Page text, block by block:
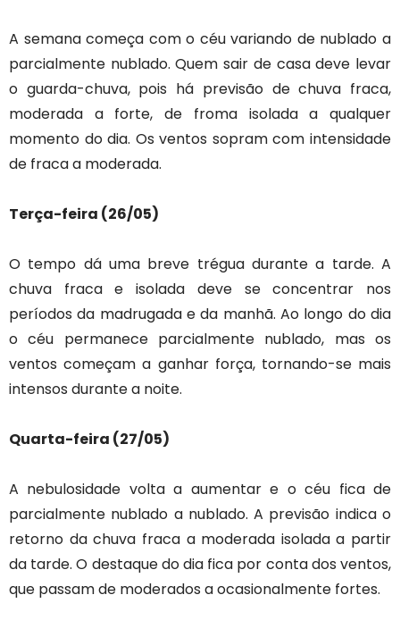
A semana começa com o céu variando de nublado a
parcialmente nublado. Quem sair de casa deve levar
o guarda-chuva, pois há previsão de chuva fraca,
moderada a forte, de froma isolada a qualquer
momento do dia. Os ventos sopram com intensidade
de fraca a moderada.
Terça-feira (26/05)
O tempo dá uma breve trégua durante a tarde. A
chuva fraca e isolada deve se concentrar nos
períodos da madrugada e da manhã. Ao longo do dia
o céu permanece parcialmente nublado, mas os
ventos começam a ganhar força, tornando-se mais
intensos durante a noite.
Quarta-feira (27/05)
A nebulosidade volta a aumentar e o céu fica de
parcialmente nublado a nublado. A previsão indica o
retorno da chuva fraca a moderada isolada a partir
da tarde. O destaque do dia fica por conta dos ventos,
que passam de moderados a ocasionalmente fortes.